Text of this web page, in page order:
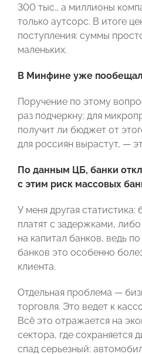
300 тыс., а миллионы
только аутсорс. В итоге
поступления: суммы
маленьких.
В Минфине уже
Поручение по этому
раз подчеркну: для
получит ли бюджет от
для россиян вырастут, —
По данным ЦБ, банки
с этим риск массовых
У меня другая
платят с задержками,
на капитал банков, ведь
банков это особенно
клиента.
Отдельная проблема —
торговля. Это ведет к
Всё это отражается на
сектора, где
спад серьезный: